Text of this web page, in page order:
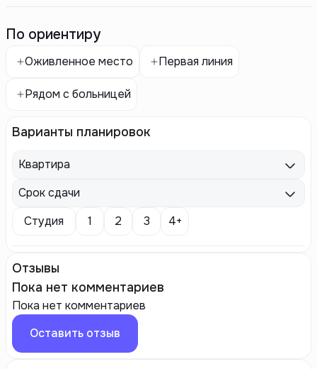
По ориентиру
Оживленное место Первая линия
Рядом с больницей
Варианты планировок
Квартира
Срок сдачи
Студия
1 2 3 4+
Отзывы
Пока нет комментариев
Пока нет комментариев
Оставить отзыв